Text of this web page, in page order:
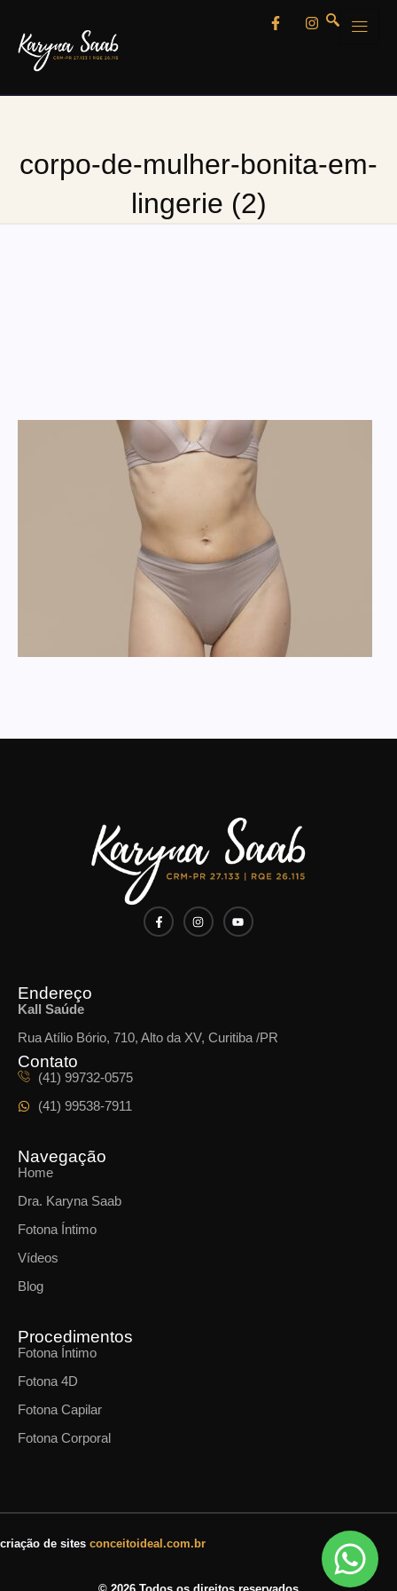
corpo-de-mulher-bonita-em-
lingerie (2)
Endereço
Kall Saúde
Rua Atílio Bório, 710, Alto da XV, Curitiba /PR
Contato
(41) 99732-0575
(41) 99538-7911
Navegação
Home
Dra. Karyna Saab
Fotona Íntimo
Vídeos
Blog
Procedimentos
Fotona Íntimo
Fotona 4D
Fotona Capilar
Fotona Corporal
criação de sites conceitoideal.com.br